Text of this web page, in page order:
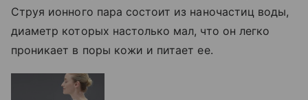
Струя ионного пара состоит из наночастиц воды,
диаметр которых настолько мал, что он легко
проникает в поры кожи и питает ее.